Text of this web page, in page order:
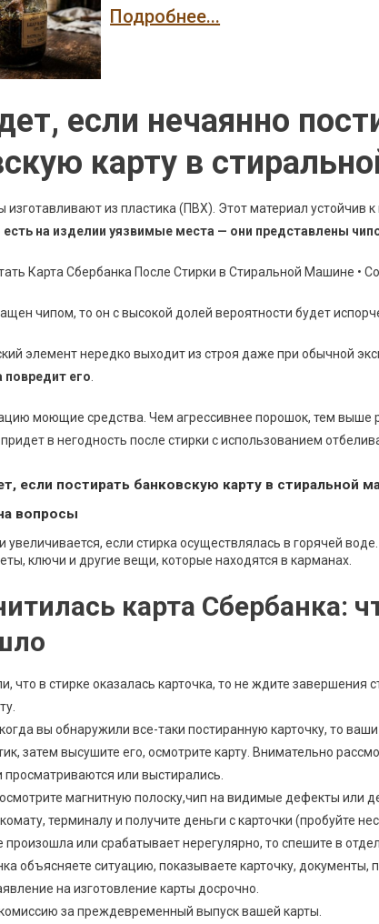
•
От
Подробнее...
если нечаянно
карту в
изготавливают из пластика (ПВХ). Этот материал устойчив
есть на изделии уязвимые места — они представлены
чипом, то он с высокой долей вероятности будет
элемент нередко выходит из строя даже при обычной
повредит его
моющие средства. Чем агрессивнее порошок, тем выше
в негодность после стирки с использованием
если постирать банковскую карту в стиральной
вопросы
увеличивается, если стирка осуществлялась в горячей
ключи и другие вещи, которые находятся в карманах.
карта Сбербанка:
что в стирке оказалась карточка, то не ждите завершения
вы обнаружили все-таки постиранную карточку, то
затем высушите его, осмотрите карту. Внимательно
просматриваются или выстирались.
магнитную полоску,чип на видимые дефекты или
терминалу и получите деньги с карточки (пробуйте
произошла или срабатывает нерегулярно, то спешите в
объясняете ситуацию, показываете карточку,
на изготовление карты досрочно.
за преждевременный выпуск вашей карты.